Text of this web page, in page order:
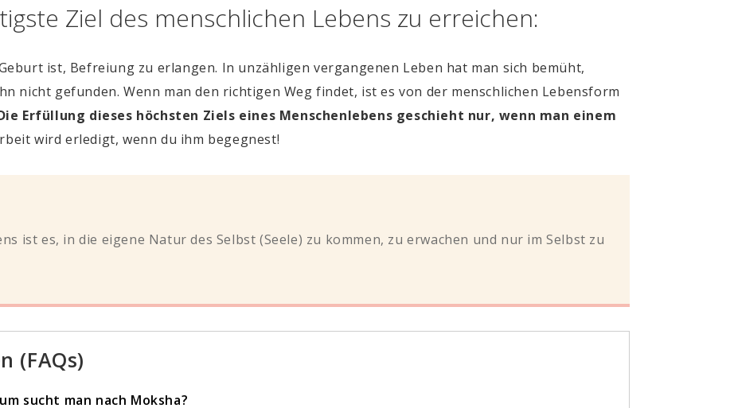
Ziel des menschlichen Lebens zu erreichen:
ist, Befreiung zu erlangen. In unzähligen vergangenen Leben hat man sich bemüht,
nicht gefunden. Wenn man den richtigen Weg findet, ist es von der menschlichen Lebensform
Erfüllung dieses höchsten Ziels eines Menschenlebens geschieht nur, wenn man einem
wird erledigt, wenn du ihm begegnest!
ist es, in die eigene Natur des Selbst (Seele) zu kommen, zu erwachen und nur im Selbst zu
(FAQs)
sucht man nach Moksha?